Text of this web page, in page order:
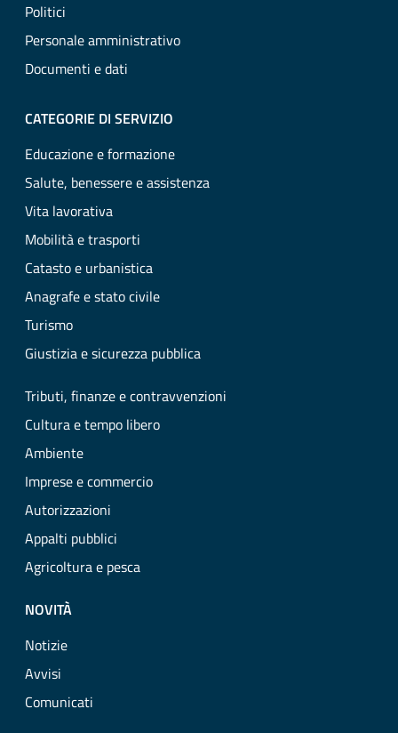
Politici
Personale amministrativo
Documenti e dati
CATEGORIE DI SERVIZIO
Educazione e formazione
Salute, benessere e assistenza
Vita lavorativa
Mobilità e trasporti
Catasto e urbanistica
Anagrafe e stato civile
Turismo
Giustizia e sicurezza pubblica
Tributi, finanze e contravvenzioni
Cultura e tempo libero
Ambiente
Imprese e commercio
Autorizzazioni
Appalti pubblici
Agricoltura e pesca
NOVITÀ
Notizie
Avvisi
Comunicati